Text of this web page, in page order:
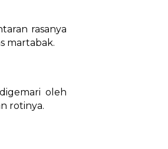
rasanya
martabak.
oleh
rotinya.